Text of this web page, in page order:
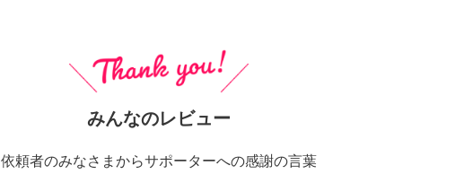
みんなのレビュー
依頼者のみなさまからサポーターへの感謝の言葉